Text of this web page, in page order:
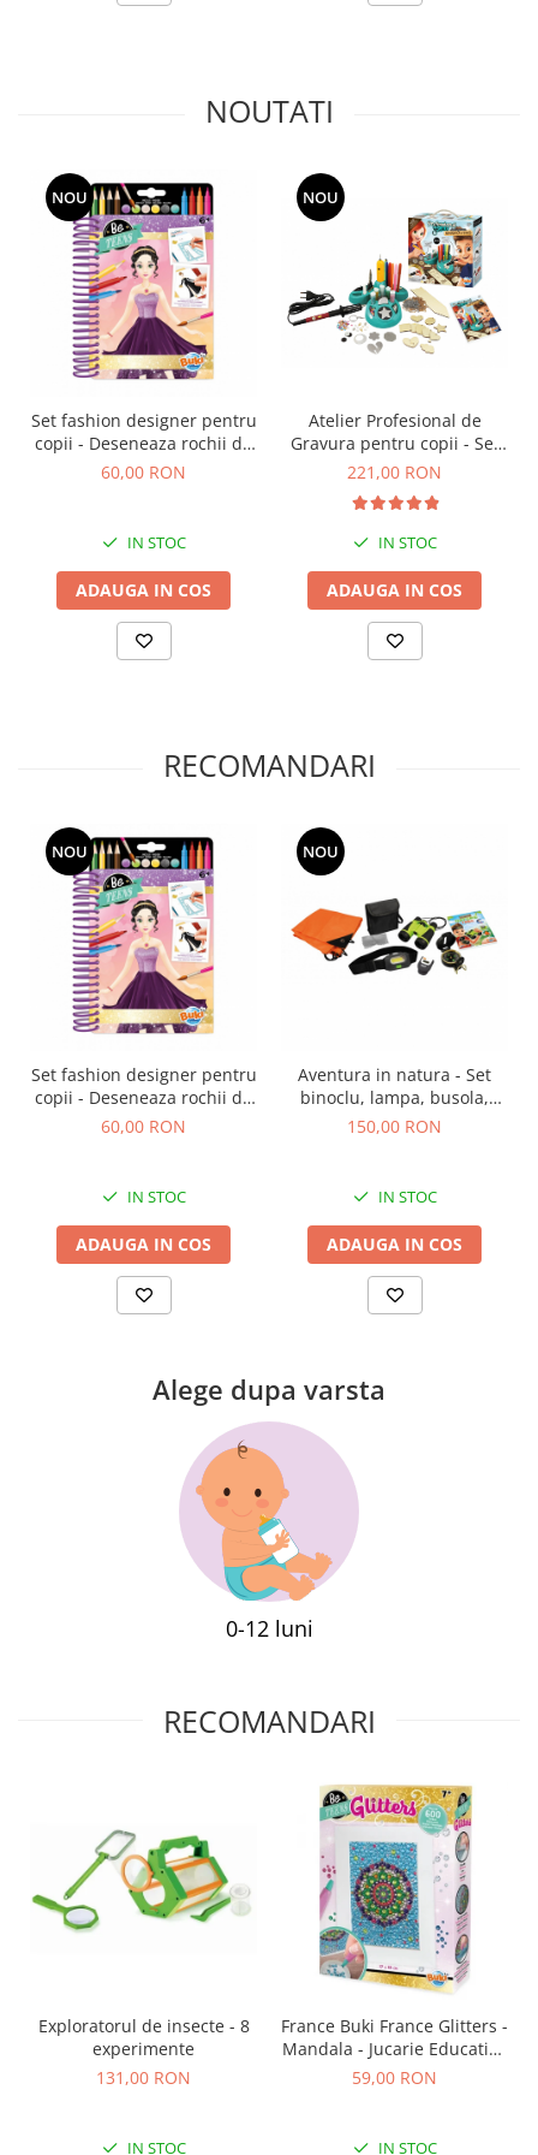
Nevoi speciale si sindrom Down
Jucarii cu cifre
Seturi Numberblocks
Jucarii de motricitate
Jucarii fructe si legume
Puzzle-uri
Puzzle clasic
Puzzle incastru
Puzzle de podea
Jucarii de baie
Zornaitoare
Jucarii dentitie
Jucarii senzoriale
Jucarii motrice pentru bebelusi
Jucarii muzicale bebelusi
NOUTATI
NOU
Set fashion designer pentru
copii - Deseneaza rochii de
seara
60,00 RON
IN STOC
ADAUGA IN COS
NOU
Atelier Profesional de
Gravura pentru copii - Set
indemanare
221,00 RON
IN STOC
ADAUGA IN COS
RECOMANDARI
NOU
Set fashion designer pentru
copii - Deseneaza rochii de
seara
60,00 RON
IN STOC
ADAUGA IN COS
NOU
Aventura in natura - Set
binoclu, lampa, busola,
pedometru si rucsac
150,00 RON
IN STOC
ADAUGA IN COS
Alege dupa varsta
0-12 luni
RECOMANDARI
Exploratorul de insecte - 8
experimente
131,00 RON
IN STOC
France Buki France Glitters -
Mandala - Jucarie Educativa
de inalta calitate pentru
59,00 RON
IN STOC